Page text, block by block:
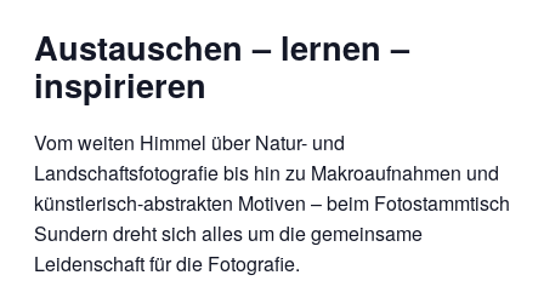
Austauschen – lernen –
inspirieren
Vom weiten Himmel über Natur- und
Landschaftsfotografie bis hin zu Makroaufnahmen und
künstlerisch-abstrakten Motiven – beim Fotostammtisch
Sundern dreht sich alles um die gemeinsame
Leidenschaft für die Fotografie.